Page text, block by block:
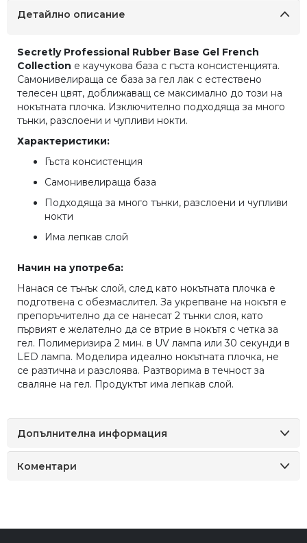
Детайлно описание
Secretly Professional Rubber Base Gel French
Collection e каучукова база с гъста консистенцията.
Самонивелираща се база за гел лак с естествено
телесен цвят, доближаващ се максимално до този на
нокътната плочка. Изключително подходяща за много
тънки, разслоени и чупливи нокти.
Характеристики:
Гъста консистенция
Самонивелираща база
Подходяща за много тънки, разслоени и чупливи
нокти
Има лепкав слой
Начин на употреба:
Нанася се тънък слой, след като нокътната плочка е
подготвена с обезмаслител. За укрепване на нокътя е
препоръчително да се нанесат 2 тънки слоя, като
първият е желателно да се втрие в нокътя с четка за
гел. Полимеризира 2 мин. в UV лампа или 30 секунди в
LED лампа. Моделира идеално нокътната плочка, не
се разтична и разслоява. Разтворима в течност за
сваляне на гел. Продуктът има лепкав слой.
Допълнителна информация
Коментари